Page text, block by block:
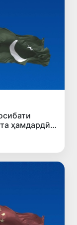
ҳамдардӣ